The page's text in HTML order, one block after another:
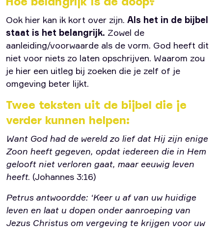
Ook hier kan ik kort over zijn. Als het in de bijbel
staat is het belangrijk. Zowel de
aanleiding/voorwaarde als de vorm. God heeft dit
niet voor niets zo laten opschrijven. Waarom zou
je hier een uitleg bij zoeken die je zelf of je
omgeving beter lijkt.
Twee teksten uit de bijbel die je
verder kunnen helpen:
Want God had de wereld zo lief dat Hij zijn enige
Zoon heeft gegeven, opdat iedereen die in Hem
gelooft niet verloren gaat, maar eeuwig leven
heeft. (Johannes 3:16)
Petrus antwoordde: ‘Keer u af van uw huidige
leven en laat u dopen onder aanroeping van
Jezus Christus om vergeving te krijgen voor uw